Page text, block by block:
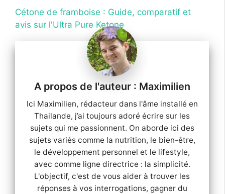
Cétone de framboise : Guide, comparatif et
avis sur l'Ultra Pure Ketone
Maximilien
Ici Maximilien, rédacteur dans l'âme installé en
Thailande, j’ai toujours adoré écrire sur les
sujets qui me passionnent. On aborde ici des
sujets variés comme la nutrition, le bien-être,
le développement personnel et le lifestyle,
avec comme ligne directrice : la simplicité.
L'objectif, c'est de vous aider à trouver les
réponses à vos interrogations, gagner du